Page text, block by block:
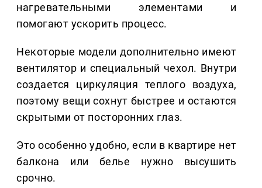
нагревательными элементами и
помогают ускорить процесс.
Некоторые модели дополнительно имеют
вентилятор и специальный чехол. Внутри
создается циркуляция теплого воздуха,
поэтому вещи сохнут быстрее и остаются
скрытыми от посторонних глаз.
Это особенно удобно, если в квартире нет
балкона или белье нужно высушить
срочно.